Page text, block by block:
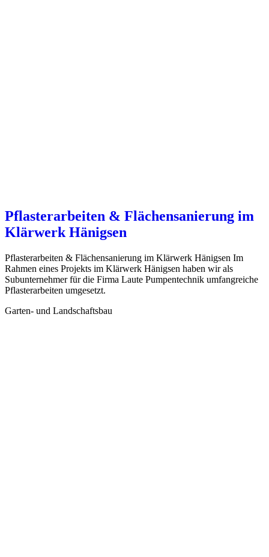
Pflasterarbeiten & Flächensanierung im
Klärwerk Hänigsen
Pflasterarbeiten & Flächensanierung im Klärwerk Hänigsen Im
Rahmen eines Projekts im Klärwerk Hänigsen haben wir als
Subunternehmer für die Firma Laute Pumpentechnik umfangreiche
Pflasterarbeiten umgesetzt.
Garten- und Landschaftsbau